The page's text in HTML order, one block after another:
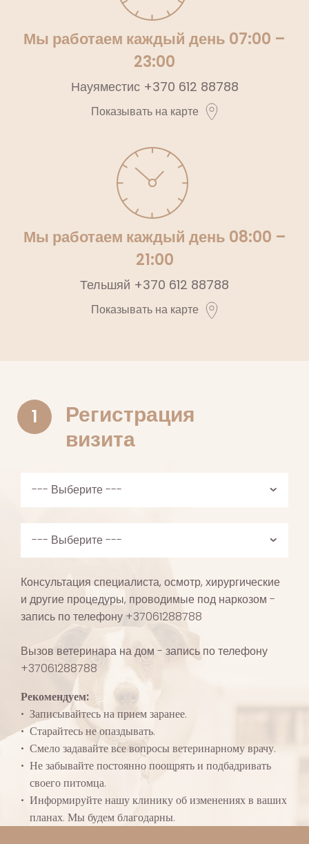
Мы работаем каждый день 07:00 –
23:00
Науяместис +370 612 88788
Показывать на карте
Мы работаем каждый день 08:00 –
21:00
Тельшяй +370 612 88788
Показывать на карте
1
Регистрация
визита
Консультация специалиста, осмотр, хирургические
и другие процедуры, проводимые под наркозом -
запись по телефону +37061288788
Вызов ветеринара на дом - запись по телефону
+37061288788
Рекомендуем:
Записывайтесь на прием заранее.
Старайтесь не опаздывать.
Смело задавайте все вопросы ветеринарному врачу.
Не забывайте постоянно поощрять и подбадривать
своего питомца.
Информируйте нашу клинику об изменениях в ваших
планах. Мы будем благодарны.